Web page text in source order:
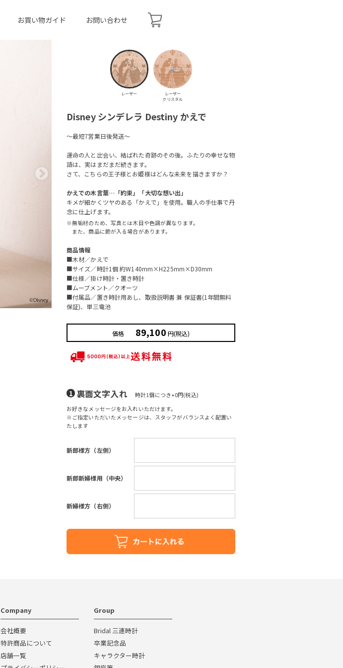
お買い物ガイド お問い合わせ
レーザー
レーザー
クリスタル
Disney シンデレラ Destiny かえで
～最短7営業日後発送～
運命の人と出会い、結ばれた奇跡のその後。ふたりの幸せな物
語は、実はまだまだ続きます。
さて、こちらの王子様とお姫様はどんな未来を描きますか？
かえでの木言葉…「約束」「大切な想い出」
キメが細かくツヤのある「かえで」を使用。職人の手仕事で丹
念に仕上げます。
※無垢材のため、写真とは木目や色調が異なります。
また、商品に節が入る場合があります。
商品情報
■木材／かえで
■サイズ／時計1個 約W140mm×H225mm×D30mm
■仕様／掛け時計・置き時計
■ムーブメント／クオーツ
■付属品／置き時計用あし、取扱説明書 兼 保証書(1年間無料
保証)、単三電池
価格 89,100 円(税込)
裏面文字入れ
時計1個につき+0円(税込)
お好きなメッセージをお入れいただけます。
※ご指定いただいたメッセージは、スタッフがバランスよく配置い
たします
新郎様方（左側）
新郎新婦様用（中央）
新婦様方（右側）
Company
会社概要
特許商品について
店舗一覧
Group
Bridal 三連時計
卒業記念品
キャラクター時計